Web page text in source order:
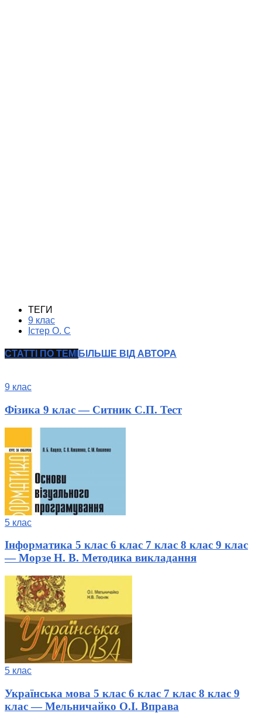
ТЕГИ
9 клас
Істер О. С
СТАТТІ ПО ТЕМІ БІЛЬШЕ ВІД АВТОРА
9 клас
Фізика 9 клас — Ситник С.П. Тест
5 клас
Інформатика 5 клас 6 клас 7 клас 8 клас 9 клас
— Морзе Н. В. Методика викладання
5 клас
Українська мова 5 клас 6 клас 7 клас 8 клас 9
клас — Мельничайко О.І. Вправа